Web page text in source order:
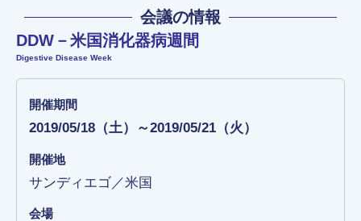
会議の情報
DDW－米国消化器病週間
Digestive Disease Week
開催期間
2019/05/18（土）～2019/05/21（火）
開催地
サンディエゴ／米国
会場